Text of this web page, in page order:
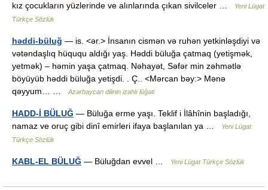
kız çocukların yüzlerinde ve alınlarında çıkan sivilceler …
Yeni Lügat
Türkçe Sözlük
həddi-büluğ — is. <ər.> İnsanın cismən və ruhən yetkinləşdiyi və
vətəndaşlıq hüququ aldığı yaş. Həddi büluğa çatmaq (yetişmək,
yetmək) – həmin yaşa çatmaq. Nəhayət, Səfər min zəhmətlə
böyüyüb həddi büluğa yetişdi. . Ç.. <Mərcan bəy:> Mənə
qəyyum… …
Azərbaycan dilinin izahlı lüğəti
HADD-İ BÜLUĞ — Büluğa erme yaşı. Teklif i İlâhînin başladığı,
namaz ve oruç gibi dinî emirleri ifaya başlanılan ya …
Yeni Lügat
Türkçe Sözlük
KABL-EL BÜLUĞ — Büluğdan evvel … Yeni Lügat Türkçe Sözlük